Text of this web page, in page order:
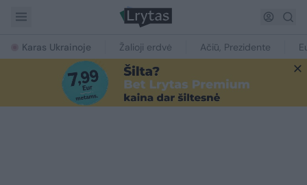
Karas Ukrainoje Žalioji erdvė Ačiū, Prezidente